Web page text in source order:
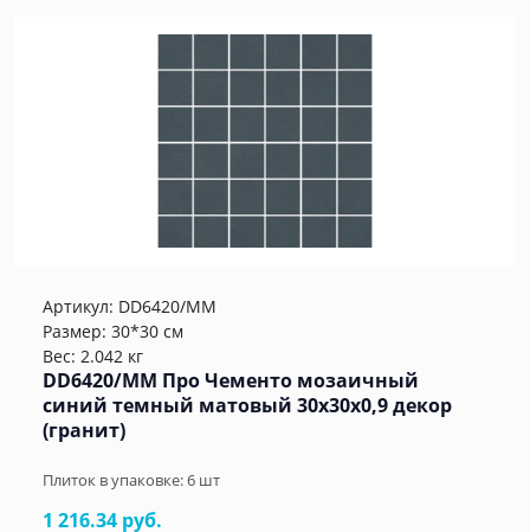
Артикул: DD6420/MM
Размер: 30*30 см
Вес: 2.042 кг
DD6420/MM Про Чементо мозаичный
синий темный матовый 30x30x0,9 декор
(гранит)
Плиток в упаковке:6 шт
1 216.34 руб.